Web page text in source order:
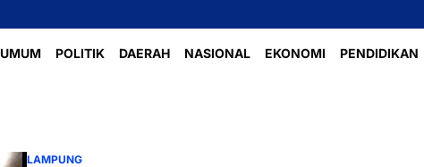
Perlombaan
UMUM POLITIK DAERAH NASIONAL EKONOMI PENDIDIKAN
LAMPUNG